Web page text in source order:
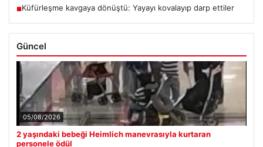
■Küfürleşme kavgaya dönüştü: Yayayı kovalayıp darp ettiler
Güncel
05/08/2026
2 yaşındaki bebeği Heimlich manevrasıyla kurtaran
personele ödül